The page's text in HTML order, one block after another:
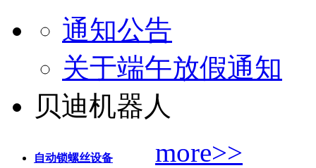
通知公告
关于端午放假通知
贝迪机器人
自动锁螺丝设备 more>>